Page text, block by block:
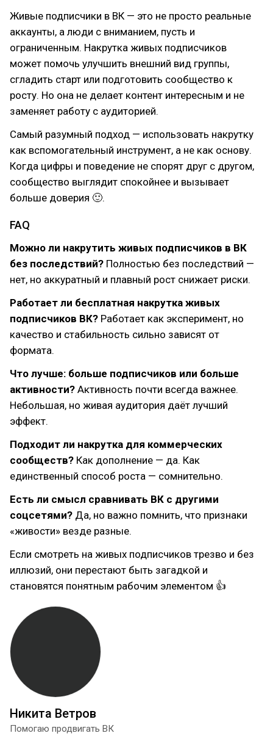
Живые подписчики в ВК — это не просто реальные
аккаунты, а люди с вниманием, пусть и
ограниченным. Накрутка живых подписчиков
может помочь улучшить внешний вид группы,
сгладить старт или подготовить сообщество к
росту. Но она не делает контент интересным и не
заменяет работу с аудиторией.
Самый разумный подход — использовать накрутку
как вспомогательный инструмент, а не как основу.
Когда цифры и поведение не спорят друг с другом,
сообщество выглядит спокойнее и вызывает
больше доверия 🙂.
FAQ
Можно ли накрутить живых подписчиков в ВК
без последствий? Полностью без последствий —
нет, но аккуратный и плавный рост снижает риски.
Работает ли бесплатная накрутка живых
подписчиков ВК? Работает как эксперимент, но
качество и стабильность сильно зависят от
формата.
Что лучше: больше подписчиков или больше
активности? Активность почти всегда важнее.
Небольшая, но живая аудитория даёт лучший
эффект.
Подходит ли накрутка для коммерческих
сообществ? Как дополнение — да. Как
единственный способ роста — сомнительно.
Есть ли смысл сравнивать ВК с другими
соцсетями? Да, но важно помнить, что признаки
«живости» везде разные.
Если смотреть на живых подписчиков трезво и без
иллюзий, они перестают быть загадкой и
становятся понятным рабочим элементом 👍
Никита Ветров
Помогаю продвигать ВК